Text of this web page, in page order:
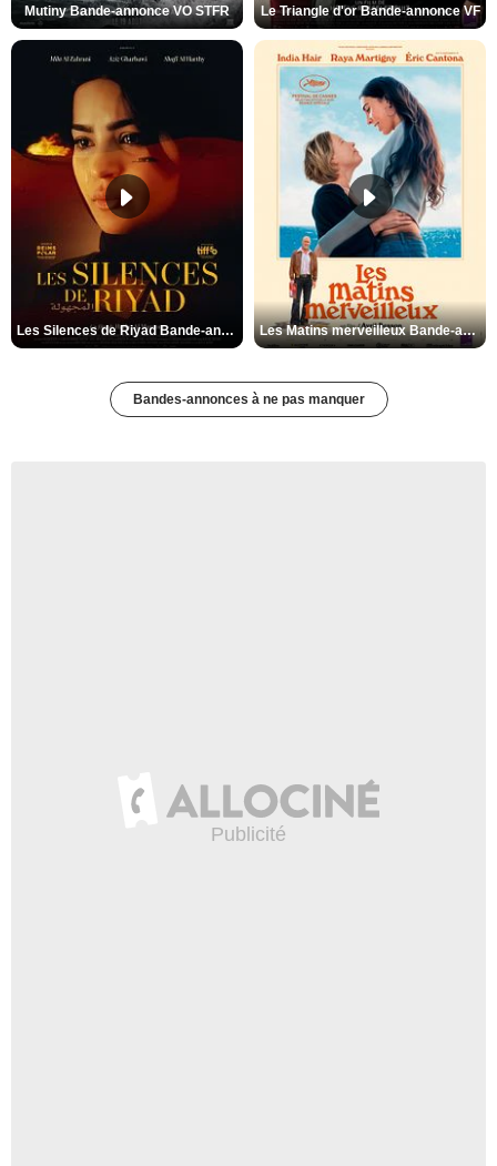
Mutiny Bande-annonce VO STFR Le Triangle d'or Bande-annonce VF
Les Silences de Riyad Bande-annonce VO STFR Les Matins merveilleux Bande-annonce VF
Bandes-annonces à ne pas manquer